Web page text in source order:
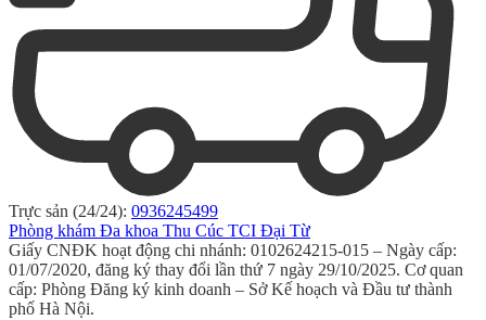
Trực sản (24/24): 0936245499
Phòng khám Đa khoa Thu Cúc TCI Đại Từ
Giấy CNĐK hoạt động chi nhánh: 0102624215-015 – Ngày cấp:
01/07/2020, đăng ký thay đổi lần thứ 7 ngày 29/10/2025. Cơ quan
cấp: Phòng Đăng ký kinh doanh – Sở Kế hoạch và Đầu tư thành
phố Hà Nội.